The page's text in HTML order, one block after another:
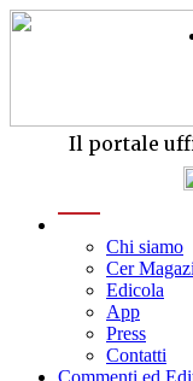
Il portale
Chi siamo
Cer
Edicola
App
Press
Contatti
Commenti ed